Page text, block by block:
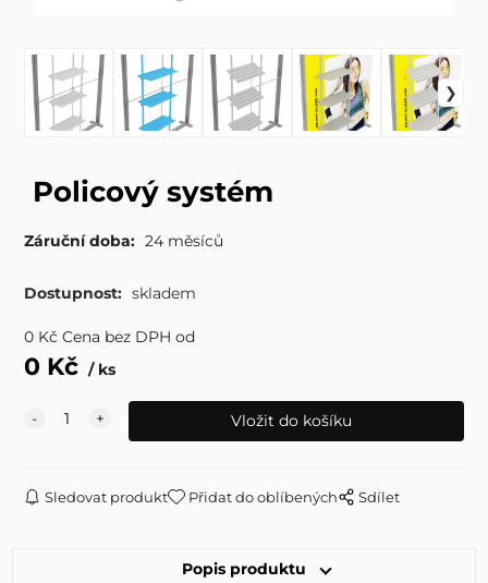
Policový systém
Záruční doba: 24 měsíců
Dostupnost: skladem
0Kč Cena bez DPH od
0 Kč ks
Sledovat produkt Přidat do oblíbených Sdílet
Popis produktu